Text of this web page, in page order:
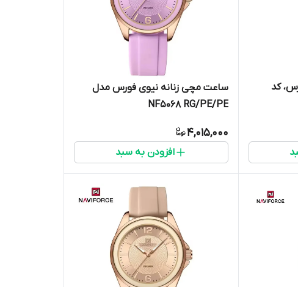
کد
ساعت مچی زنانه نیوی فورس مدل
NF5068 RG/PE/PE
4,015,000
افزودن به سبد